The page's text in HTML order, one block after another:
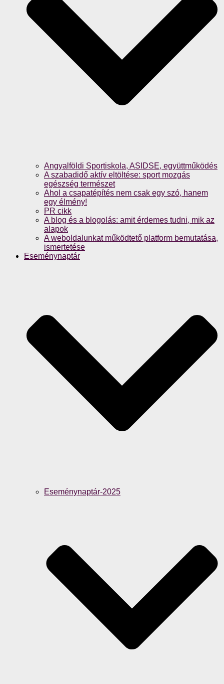
Angyalföldi Sportiskola, ASIDSE, együttműködés
A szabadidő aktív eltöltése: sport mozgás
egészség természet
Ahol a csapatépítés nem csak egy szó, hanem
egy élmény!
PR cikk
A blog és a blogolás: amit érdemes tudni, mik az
alapok
A weboldalunkat működtető platform bemutatása,
ismertetése
Eseménynaptár
Eseménynaptár-2025